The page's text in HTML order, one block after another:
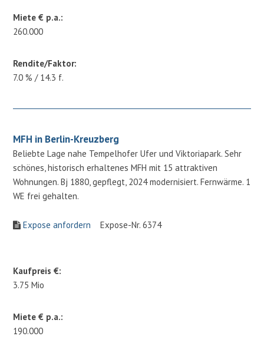
Miete € p.a.:
260.000
Rendite/Faktor:
7.0 % / 14.3 f.
MFH in Berlin-Kreuzberg
Beliebte Lage nahe Tempelhofer Ufer und Viktoriapark. Sehr
schönes, historisch erhaltenes MFH mit 15 attraktiven
Wohnungen. Bj 1880, gepflegt, 2024 modernisiert. Fernwärme. 1
WE frei gehalten.
Expose anfordern Expose-Nr. 6374
Kaufpreis €:
3.75 Mio
Miete € p.a.:
190.000